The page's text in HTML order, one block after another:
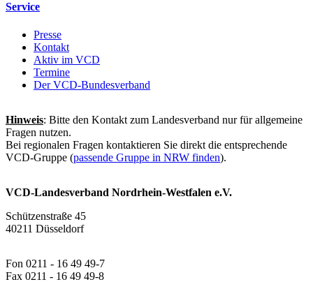
Service
Presse
Kontakt
Aktiv im VCD
Termine
Der VCD-Bundesverband
Hinweis: Bitte den Kontakt zum Landesverband nur für allgemeine
Fragen nutzen.
Bei regionalen Fragen kontaktieren Sie direkt die entsprechende
VCD-Gruppe (passende Gruppe in NRW finden).
VCD-Landesverband Nordrhein-Westfalen e.V.
Schützenstraße 45
40211 Düsseldorf
Fon 0211 - 16 49 49-7
Fax 0211 - 16 49 49-8